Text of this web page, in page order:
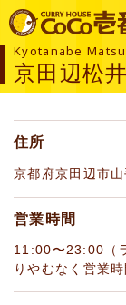
Kyotanabe
京田辺松
住所
京都府京田辺市
営業時間
11:00〜23:00（
りやむなく営業